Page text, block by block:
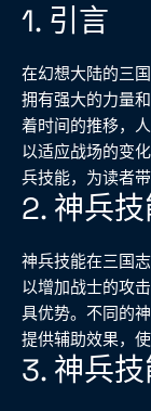
1. 引言
在幻想大陆的三
拥有强大的力量
着时间的推移，
以适应战场的变
兵技能，为读者
2. 神兵
神兵技能在三国
以增加战士的攻
具优势。不同的
提供辅助效果，
3. 神兵